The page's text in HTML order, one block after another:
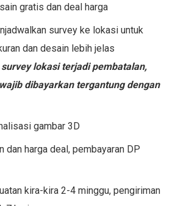
gratis dan deal harga
survey ke lokasi untuk
dan desain lebih jelas
lokasi terjadi pembatalan,
dibayarkan tergantung dengan
gambar 3D
dan harga deal, pembayaran DP
kira-kira 2-4 minggu, pengiriman